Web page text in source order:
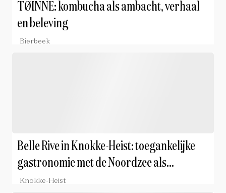
TØINNE: kombucha als ambacht, verhaal
en beleving
Bierbeek
Belle Rive in Knokke-Heist: toegankelijke
gastronomie met de Noordzee als
inspiratiebron
Knokke-Heist